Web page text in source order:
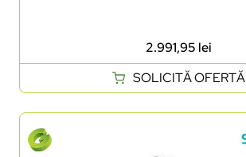
2.991,95 lei
SOLICITĂ OFERTĂ